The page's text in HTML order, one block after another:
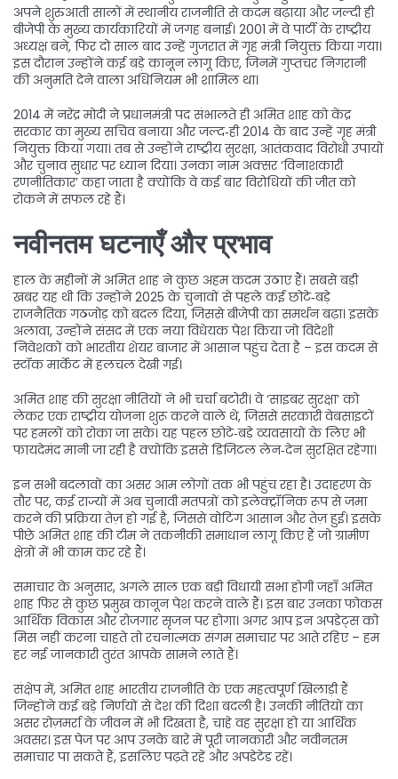
अपने शुरुआती सालों में स्थानीय राजनीति से कदम बढ़ाया और जल्दी ही
बीजेपी के मुख्य कार्यकारियों में जगह बनाई। 2001 में वे पार्टी के राष्ट्रीय
अध्यक्ष बने, फिर दो साल बाद उन्हें गुजरात में गृह मंत्री नियुक्त किया गया।
इस दौरान उन्होंने कई बड़े कानून लागू किए, जिनमें गुप्तचर निगरानी
की अनुमति देने वाला अधिनियम भी शामिल था।
2014 में नरेंद्र मोदी ने प्रधानमंत्री पद संभालते ही अमित शाह को केंद्र
सरकार का मुख्य सचिव बनाया और जल्द‑ही 2014 के बाद उन्हें गृह मंत्री
नियुक्त किया गया। तब से उन्होंने राष्ट्रीय सुरक्षा, आतंकवाद विरोधी उपायों
और चुनाव सुधार पर ध्यान दिया। उनका नाम अक्सर ‘विनाशकारी
रणनीतिकार’ कहा जाता है क्योंकि वे कई बार विरोधियों की जीत को
रोकने में सफल रहे हैं।
नवीनतम घटनाएँ और प्रभाव
हाल के महीनों में अमित शाह ने कुछ अहम कदम उठाए हैं। सबसे बड़ी
खबर यह थी कि उन्होंने 2025 के चुनावों से पहले कई छोटे‑बड़े
राजनैतिक गठजोड़ को बदल दिया, जिससे बीजेपी का समर्थन बढ़ा। इसके
अलावा, उन्होंने संसद में एक नया विधेयक पेश किया जो विदेशी
निवेशकों को भारतीय शेयर बाजार में आसान पहुंच देता है – इस कदम से
स्टॉक मार्केट में हलचल देखी गई।
अमित शाह की सुरक्षा नीतियों ने भी चर्चा बटोरी। वे ‘साइबर सुरक्षा’ को
लेकर एक राष्ट्रीय योजना शुरू करने वाले थे, जिससे सरकारी वेबसाइटों
पर हमलों को रोका जा सके। यह पहल छोटे‑बड़े व्यवसायों के लिए भी
फायदेमंद मानी जा रही है क्योंकि इससे डिजिटल लेन‑देन सुरक्षित रहेगा।
इन सभी बदलावों का असर आम लोगों तक भी पहुंच रहा है। उदाहरण के
तौर पर, कई राज्यों में अब चुनावी मतपत्रों को इलेक्ट्रॉनिक रूप से जमा
करने की प्रक्रिया तेज़ हो गई है, जिससे वोटिंग आसान और तेज़ हुई। इसके
पीछे अमित शाह की टीम ने तकनीकी समाधान लागू किए हैं जो ग्रामीण
क्षेत्रों में भी काम कर रहे हैं।
समाचार के अनुसार, अगले साल एक बड़ी विधायी सभा होगी जहाँ अमित
शाह फिर से कुछ प्रमुख कानून पेश करने वाले हैं। इस बार उनका फोकस
आर्थिक विकास और रोजगार सृजन पर होगा। अगर आप इन अपडेट्स को
मिस नहीं करना चाहते तो रचनात्मक संगम समाचार पर आते रहिए – हम
हर नई जानकारी तुरंत आपके सामने लाते हैं।
संक्षेप में, अमित शाह भारतीय राजनीति के एक महत्वपूर्ण खिलाड़ी हैं
जिन्होंने कई बड़े निर्णयों से देश की दिशा बदली है। उनकी नीतियों का
असर रोज़मर्रा के जीवन में भी दिखता है, चाहे वह सुरक्षा हो या आर्थिक
अवसर। इस पेज पर आप उनके बारे में पूरी जानकारी और नवीनतम
समाचार पा सकते हैं, इसलिए पढ़ते रहें और अपडेटेड रहें।